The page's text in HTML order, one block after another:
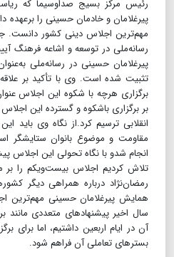
رئیس مرکز بسیج صداوسیما که
پیرغلامان و خادمان حسینی را برعهده
مهم‌ترین اجلاس دینی کشور دانست.
رسانه‌ملی در توسعه و اشاعه فرهنگ
پیرغلامان حسینی در رسانه‌ملی
تثبیت شده است. وی با تأکید بر
برگزاری هرچه با شکوه این اجلاس
بر برگزاری باشکوه و گسترده این
انقلابی ترسیم کرد.از نگاه وی باید
مقاومت و موضوع بانوان ستایشگر
انجام شدو با نگاه تحولی این اجلاس
تلاش کردیم اجلاس بیست‌و‌یکم را بر
رمضان‌نژاد درباره همراهی دیگر
همایش پیرغلامان حسینی مهم‌ترین
سال اخیر پیشنهادهای متعددی مانند
آن در ایام اربعین داشتیم، اما برای
بسترهای تعاملی آن فراهم شود.